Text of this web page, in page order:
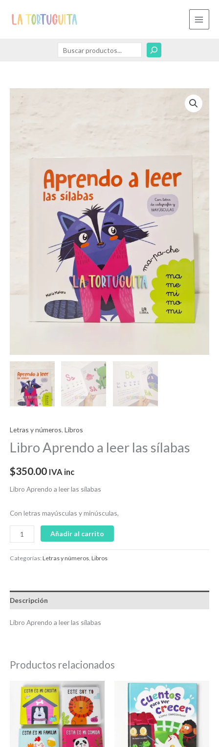
Letras y números, Libros
Libro Aprendo a leer las sílabas
$350.00 IVA inc
Libro Aprendo a leer las sílabas
Con letras mayúsculas y minúsculas,
Aprendo
las
Añadir al carrito
Categorías:Letras y números Libros
Descripción
Libro Aprendo a leer las sílabas
Productos relacionados
Este
producto
tiene
múltiples
variantes.